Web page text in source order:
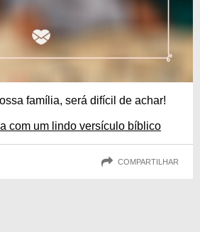
família, será difícil de achar!
com um lindo versículo bíblico
COMPARTILHAR